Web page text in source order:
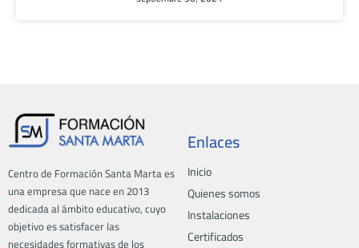
Centro de Formación Santa Marta es
una empresa que nace en 2013
dedicada al ámbito educativo, cuyo
objetivo es satisfacer las
necesidades formativas de los
Enlaces
Inicio
Quienes somos
Instalaciones
Certificados